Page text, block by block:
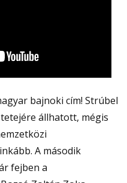
bajnoki cím! Strúbel
állhatott, mégis
A második
fejben a